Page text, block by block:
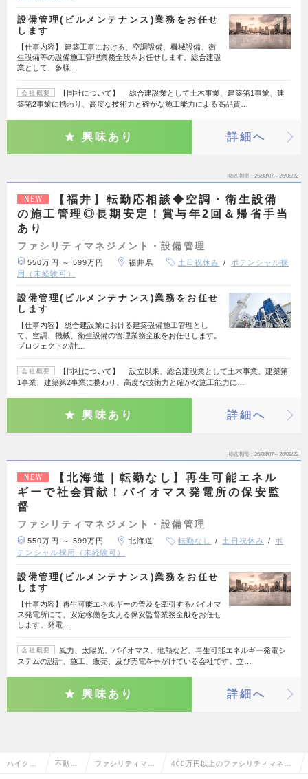
設備管理(ビルメンテナンス)業務をお任せ
します
【仕事内容】 建築工事における、空調設備、機械設備、衛
生設備等の設備施工管理業務全般をお任せします。総合建設
業として、多様…
会社概要
【同社について】 総合建設業として土木事業、建築第1事業、建
築第2事業に携わり、高度な技術力と確かな施工能力による高品質…
興味あり 詳細へ
掲載期間 26/08/07～26/08/22
NEW
【福井】転勤応相談◆空調・衛生設備
の施工管理◎長期安定！賞与年2回＆帰省手当
あり
ファシリティマネジメント・設備管理
550万円 ～ 599万円 福井県 土日祝休み
ポテンシャル採
用（未経験可）
設備管理(ビルメンテナンス)業務をお任せ
します
【仕事内容】 総合建設業における建築設備施工管理とし
て、空調、機械、衛生設備の管理業務全般をお任せします。
プロジェクトの計…
会社概要
【同社について】 設立以来、総合建設業として土木事業、建築第
1事業、建築第2事業に携わり、高度な技術力と確かな施工能力に…
興味あり 詳細へ
掲載期間 26/08/07～26/08/22
NEW
【北海道｜転勤なし】再生可能エネル
ギーで社会貢献！バイオマス発電所の保安監
督
ファシリティマネジメント・設備管理
550万円 ～ 599万円 北海道 転勤なし 土日祝休み
ポ
テンシャル採用（未経験可）
設備管理(ビルメンテナンス)業務をお任せ
します
【仕事内容】再生可能エネルギーの普及を牽引するバイオマ
ス発電所にて、安定稼働を支える保安監督業務全般をお任せ
します。発電…
会社概要
風力、太陽光、バイオマス、地熱など、再生可能エネルギー発電シ
ステムの設計、施工、販売、及び売電を手がけている会社です。立…
興味あり 詳細へ
ハイクラ 不動産 ファシリティマネ 400万円以上のファシリティマネジ